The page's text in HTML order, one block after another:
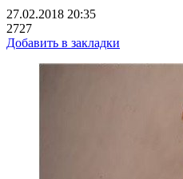
27.02.2018 20:35
2727
Добавить в закладки